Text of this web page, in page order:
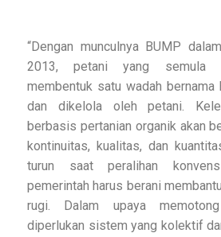
“Dengan munculnya BUMP
2013, petani yang semula
membentuk satu wadah
dan dikelola oleh petani.
berbasis pertanian organik akan
kontinuitas, kualitas, dan
turun saat peralihan
pemerintah harus berani
rugi. Dalam upaya
diperlukan sistem yang kolektif